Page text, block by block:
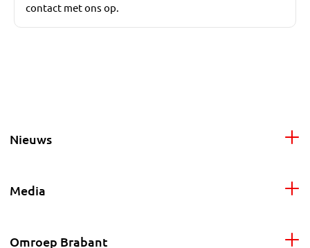
contact met ons op.
Nieuws
Media
Omroep Brabant